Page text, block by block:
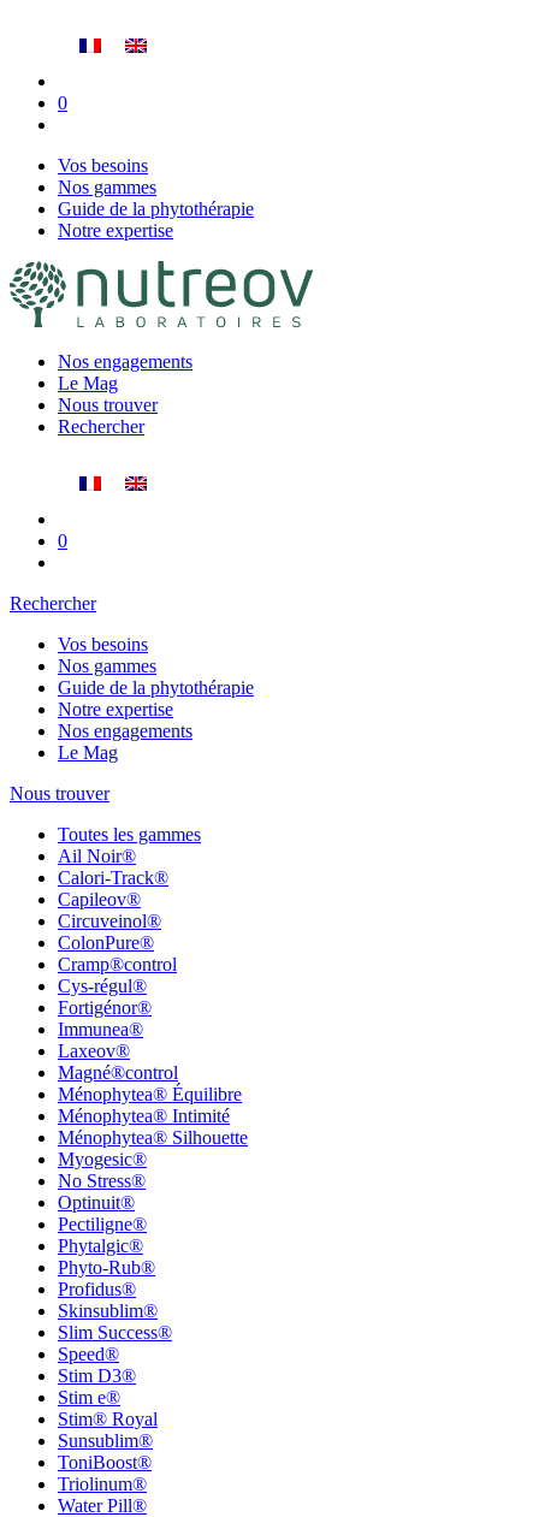
Vos besoins
Nos gammes
Guide de la phytothérapie
Notre expertise
Nos engagements
Le Mag
Nous trouver
Rechercher
Rechercher
Vos besoins
Nos gammes
Guide de la phytothérapie
Notre expertise
Nos engagements
Le Mag
Nous trouver
Toutes les gammes
Ail Noir®
Calori-Track®
Capileov®
Circuveinol®
ColonPure®
Cramp®control
Cys-régul®
Fortigénor®
Immunea®
Laxeov®
Magné®control
Ménophytea® Équilibre
Ménophytea® Intimité
Ménophytea® Silhouette
Myogesic®
No Stress®
Optinuit®
Pectiligne®
Phytalgic®
Phyto-Rub®
Profidus®
Skinsublim®
Slim Success®
Speed®
Stim D3®
Stim e®
Stim® Royal
Sunsublim®
ToniBoost®
Triolinum®
Water Pill®